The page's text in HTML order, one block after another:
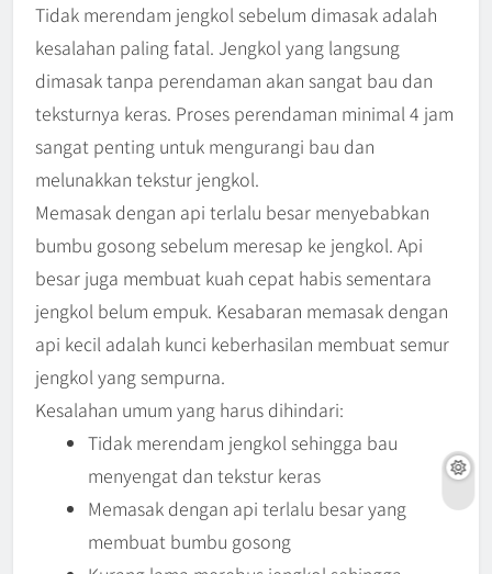
Tidak merendam jengkol sebelum dimasak adalah
kesalahan paling fatal. Jengkol yang langsung
dimasak tanpa perendaman akan sangat bau dan
teksturnya keras. Proses perendaman minimal 4 jam
sangat penting untuk mengurangi bau dan
melunakkan tekstur jengkol.
Memasak dengan api terlalu besar menyebabkan
bumbu gosong sebelum meresap ke jengkol. Api
besar juga membuat kuah cepat habis sementara
jengkol belum empuk. Kesabaran memasak dengan
api kecil adalah kunci keberhasilan membuat semur
jengkol yang sempurna.
Kesalahan umum yang harus dihindari:
Tidak merendam jengkol sehingga bau
menyengat dan tekstur keras
Memasak dengan api terlalu besar yang
membuat bumbu gosong